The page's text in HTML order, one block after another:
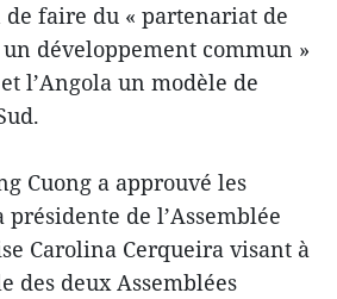
faire du « partenariat de
développement commun »
l’Angola un modèle de
Cuong a approuvé les
de l’Assemblée
Carolina Cerqueira visant à
des deux Assemblées